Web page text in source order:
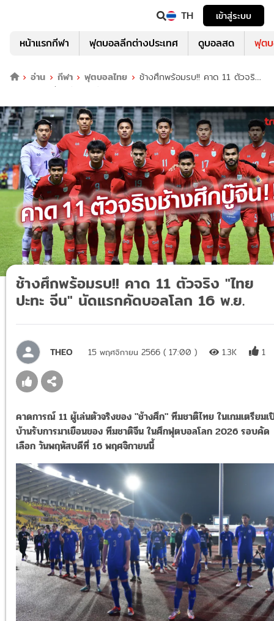
TH เข้าสู่ระบบ
หน้าแรกกีฬา ฟุตบอลลีกต่างประเทศ ดูบอลสด ฟุต
อ่าน กีฬา ฟุตบอลไทย
ช้างศึกพร้อมรบ!! คาด 11 ตัวจริง
"ไทย ปะทะ จีน" นัดแรกคัดบอลโลก 16 พ.ย.
ช้างศึกพร้อมรบ!! คาด 11 ตัวจริง "ไทย
ปะทะ จีน" นัดแรกคัดบอลโลก 16 พ.ย.
THEO 15 พฤศจิกายน 2566 ( 17:00 ) 1.3K 1
คาดการณ์ 11 ผู้เล่นตัวจริงของ "ช้างศึก" ทีมชาติไทย ในเกมเตรียมเ
บ้านรับการมาเยือนของ ทีมชาติจีน ในศึกฟุตบอลโลก 2026 รอบคัด
เลือก วันพฤหัสบดีที่ 16 พฤศจิกายนนี้